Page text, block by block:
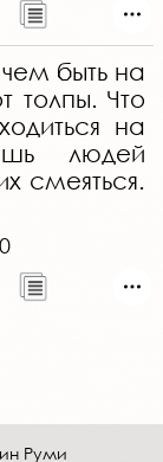
быть на
толпы. Что
на
людей
смеяться.
0
Руми